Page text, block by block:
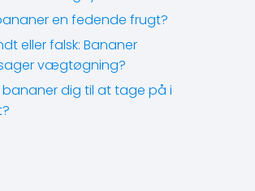
en fedende frugt?
eller falsk: Bananer
vægtøgning?
bananer dig til at tage på i